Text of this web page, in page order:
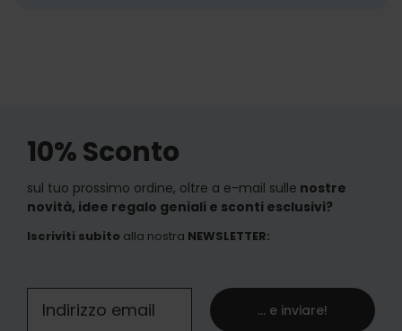
10% Sconto
sul tuo prossimo ordine, oltre a e-mail sulle nostre
novità, idee regalo geniali e sconti esclusivi?
Iscriviti subito alla nostra NEWSLETTER:
... e inviare!